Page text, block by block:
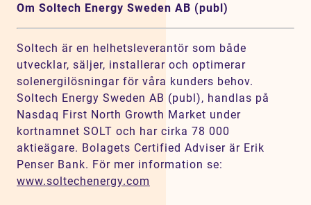
Om Soltech Energy Sweden AB (publ)
Soltech är en helhetsleverantör som både
utvecklar, säljer, installerar och optimerar
solenergilösningar för våra kunders behov.
Soltech Energy Sweden AB (publ), handlas på
Nasdaq First North Growth Market under
kortnamnet SOLT och har cirka 78 000
aktieägare. Bolagets Certified Adviser är Erik
Penser Bank. För mer information se:
www.soltechenergy.com